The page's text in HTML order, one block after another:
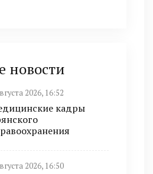
новости
2026, 16:52
кадры
2026, 16:50